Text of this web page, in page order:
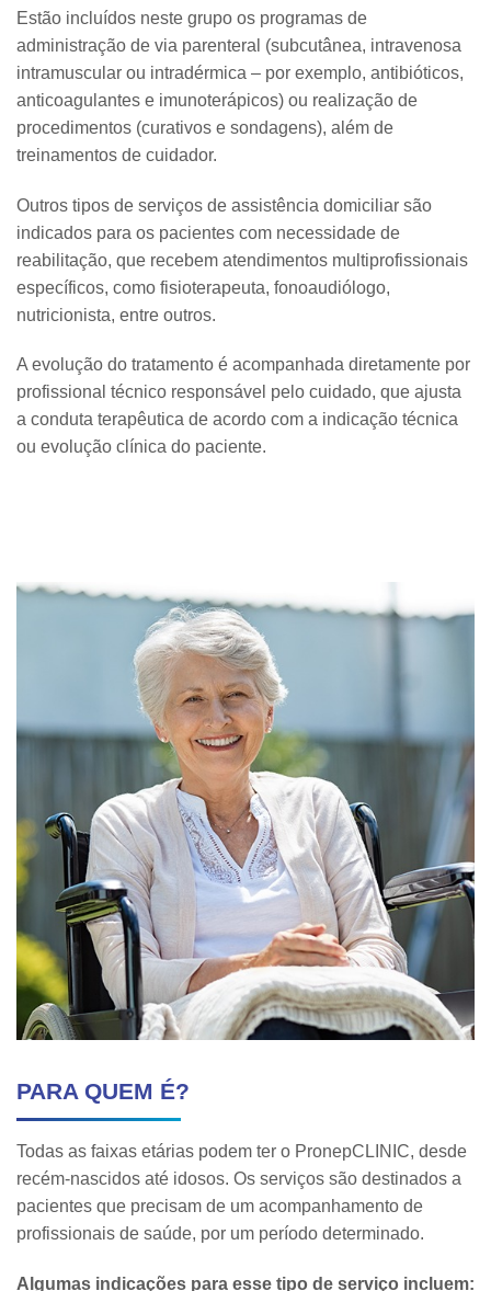
Estão incluídos neste grupo os programas de
administração de via parenteral (subcutânea, intravenosa
intramuscular ou intradérmica – por exemplo, antibióticos,
anticoagulantes e imunoterápicos) ou realização de
procedimentos (curativos e sondagens), além de
treinamentos de cuidador.
Outros tipos de serviços de assistência domiciliar são
indicados para os pacientes com necessidade de
reabilitação, que recebem atendimentos multiprofissionais
específicos, como fisioterapeuta, fonoaudiólogo,
nutricionista, entre outros.
A evolução do tratamento é acompanhada diretamente por
profissional técnico responsável pelo cuidado, que ajusta
a conduta terapêutica de acordo com a indicação técnica
ou evolução clínica do paciente.
PARA QUEM É?
Todas as faixas etárias podem ter o PronepCLINIC, desde
recém-nascidos até idosos. Os serviços são destinados a
pacientes que precisam de um acompanhamento de
profissionais de saúde, por um período determinado.
Algumas indicações para esse tipo de serviço incluem: